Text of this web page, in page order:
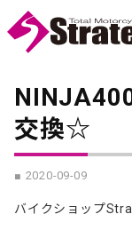
交換☆
■ 2020-09-09
バイクショップ